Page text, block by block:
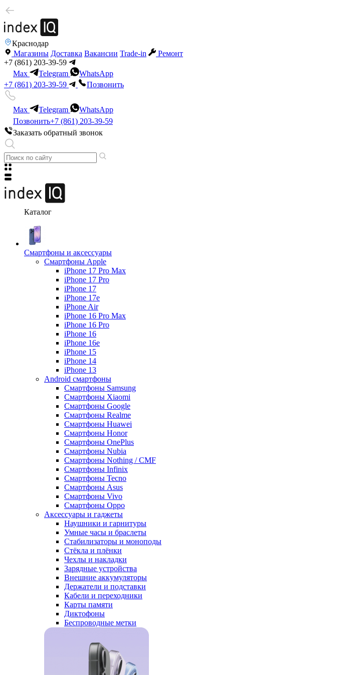
Краснодар
Магазины Доставка Вакансии Trade-in
Ремонт
+7 (861) 203-39-59
Max
Telegram
WhatsApp
+7 (861) 203-39-59
Позвонить
Max Telegram
WhatsApp
Позвонить+7 (861) 203-39-59
Заказать обратный звонок
Каталог
Смартфоны и аксессуары
Смартфоны Apple
iPhone 17 Pro Max
iPhone 17 Pro
iPhone 17
iPhone 17e
iPhone Air
iPhone 16 Pro Max
iPhone 16 Pro
iPhone 16
iPhone 16e
iPhone 15
iPhone 14
iPhone 13
Android cмартфоны
Смартфоны Samsung
Смартфоны Xiaomi
Смартфоны Google
Смартфоны Realme
Смартфоны Huawei
Смартфоны Honor
Смартфоны OnePlus
Смартфоны Nubia
Смартфоны Nothing / CMF
Смартфоны Infinix
Смартфоны Tecno
Смартфоны Asus
Смартфоны Vivo
Смартфоны Oppo
Аксессуары и гаджеты
Наушники и гарнитуры
Умные часы и браслеты
Стабилизаторы и моноподы
Стёкла и плёнки
Чехлы и накладки
Зарядные устройства
Внешние аккумуляторы
Держатели и подставки
Кабели и переходники
Карты памяти
Диктофоны
Беспроводные метки